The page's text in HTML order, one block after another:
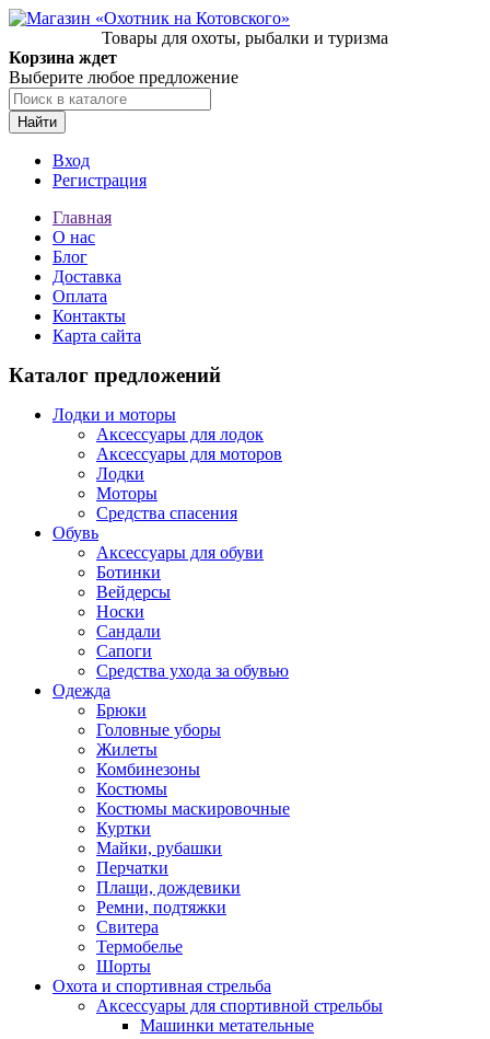
Товары для охоты, рыбалки и туризма
Корзина ждет
Выберите любое предложение
Найти
Вход
Регистрация
Главная
О нас
Блог
Доставка
Оплата
Контакты
Карта сайта
Каталог предложений
Лодки и моторы
Аксессуары для лодок
Аксессуары для моторов
Лодки
Моторы
Средства спасения
Обувь
Аксессуары для обуви
Ботинки
Вейдерсы
Носки
Сандали
Сапоги
Средства ухода за обувью
Одежда
Брюки
Головные уборы
Жилеты
Комбинезоны
Костюмы
Костюмы маскировочные
Куртки
Майки, рубашки
Перчатки
Плащи, дождевики
Ремни, подтяжки
Свитера
Термобелье
Шорты
Охота и спортивная стрельба
Аксессуары для спортивной стрельбы
Машинки метательные